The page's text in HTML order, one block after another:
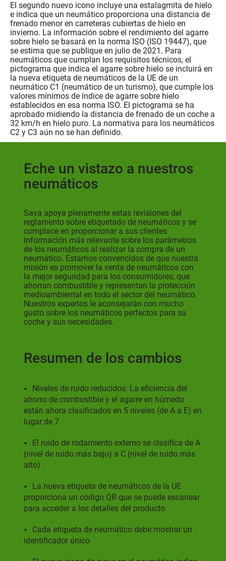
El segundo nuevo icono incluye una estalagmita de hielo
e indica que un neumático proporciona una distancia de
frenado menor en carreteras cubiertas de hielo en
invierno. La información sobre el rendimiento del agarre
sobre hielo se basará en la norma ISO (ISO 19447), que
se estima que se publique en julio de 2021. Para
neumáticos que cumplan los requisitos técnicos, el
pictograma que indica el agarre sobre hielo se incluirá en
la nueva etiqueta de neumáticos de la UE de un
neumático C1 (neumático de un turismo), que cumple los
valores mínimos de índice de agarre sobre hielo
establecidos en esa norma ISO. El pictograma se ha
aprobado midiendo la distancia de frenado de un coche a
32 km/h en hielo puro. La normativa para los neumáticos
C2 y C3 aún no se han definido.
Eche un vistazo a nuestros
neumáticos
Sava apoya plenamente estas revisiones del
reglamento sobre etiquetado de neumáticos y se
complace en proporcionar a sus clientes
información más relevante sobre los parámetros
de los neumáticos al realizar la compra de un
neumático. Estamos convencidos de que nuestra
misión es promover la venta de neumáticos con
la mejor seguridad para los consumidores, que
ahorran combustible y representan la protección
medioambiental en todo el sector del neumático.
Nuestros expertos le aconsejarán con mucho
gusto sobre los neumáticos perfectos para su
coche y sus necesidades.
Resumen de los cambios
Niveles de ruido reducidos: La eficiencia del
ahorro de combustible y el agarre en húmedo
están ahora clasificados en 5 niveles (de A a E) en
lugar de 7
El ruido de rodamiento externo se clasifica de A
(nivel de ruido más bajo) a C (nivel de ruido más
alto)
La nueva etiqueta de neumáticos de la UE
proporciona un código QR que se puede escanear
para acceder a los detalles del producto
Cada etiqueta de neumático debe mostrar un
identificador único